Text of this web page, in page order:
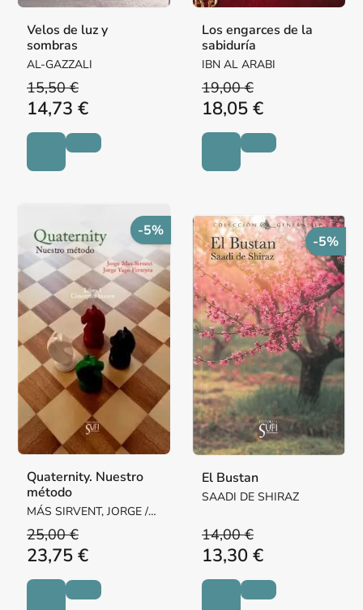
Velos de luz y
sombras
AL-GAZZALI
15,50 €
14,73 €
Los engarces de la
sabiduría
IBN AL ARABI
19,00 €
18,05 €
-5%
Quaternity. Nuestro
método
MÁS SIRVENT, JORGE /
FERREYRA, JORGE YAGO
25,00 €
23,75 €
-5%
El Bustan
SAADI DE SHIRAZ
14,00 €
13,30 €